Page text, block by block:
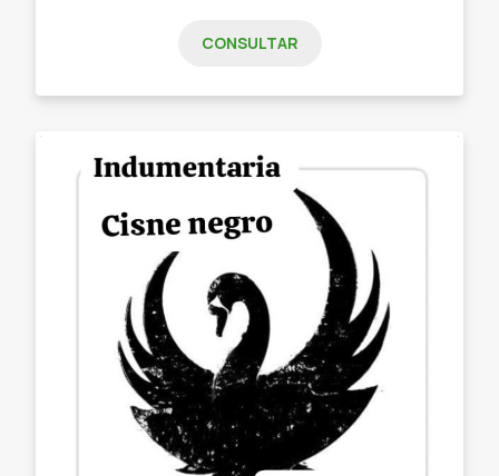
CONSULTAR